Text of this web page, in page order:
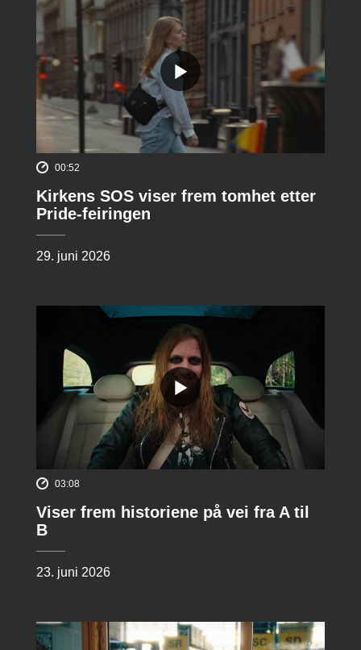
00:52
Kirkens SOS viser frem tomhet etter
Pride-feiringen
29. juni 2026
03:08
Viser frem historiene på vei fra A til
B
23. juni 2026